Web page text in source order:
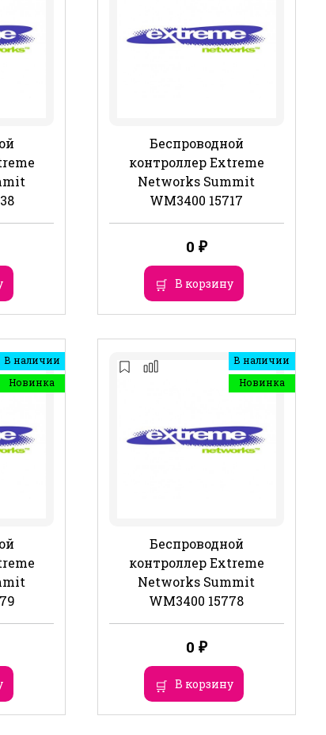
Беспроводной
контроллер Extreme
Networks Summit
WM3400 15717
0 ₽
В корзину
В наличии
Новинка
В наличии
Новинка
Беспроводной
контроллер Extreme
Networks Summit
WM3400 15778
0 ₽
В корзину